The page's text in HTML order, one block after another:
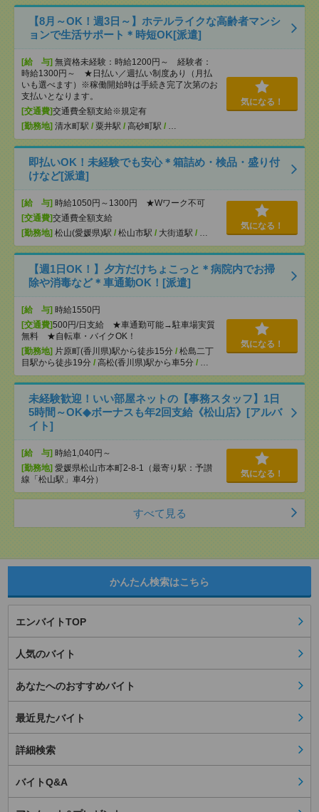
【8月～OK！週3日～】ホテルライクな高齢者マンシ
ョンで生活サポート＊時短OK[派遣]
[給 与] 無資格未経験：時給1200円～ 経験者：
時給1300円～ ★日払い／週払い制度あり（月払
いも選べます）※稼働開始時は手続き完了次第のお
支払いとなります。
[交通費]交通費全額支給※規定有
[勤務地] 清水町駅 / 粟井駅 / 高砂町駅 / …
気になる！
即払いOK！未経験でも安心＊箱詰め・検品・盛り付
けなど[派遣]
[給 与] 時給1050円～1300円 ★Wワーク不可
[交通費]交通費全額支給
[勤務地] 松山(愛媛県)駅 / 松山市駅 / 大街道駅 / …
気になる！
【週1日OK！】夕方だけちょこっと＊病院内でお掃
除や消毒など＊車通勤OK！[派遣]
[給 与] 時給1550円
[交通費]500円/日支給 ★車通勤可能→駐車場実質
無料 ★自転車・バイクOK！
[勤務地] 片原町(香川県)駅から徒歩15分 / 松島二丁
目駅から徒歩19分 / 高松(香川県)駅から車5分 / …
気になる！
未経験歓迎！いい部屋ネットの【事務スタッフ】1日
5時間～OK◆ボーナスも年2回支給《松山店》[アルバ
イト]
[給 与] 時給1,040円～
[勤務地] 愛媛県松山市本町2-8-1（最寄り駅：予讃
線「松山駅」車4分）
気になる！
すべて見る
かんたん検索はこちら
エンバイトTOP
人気のバイト
あなたへのおすすめバイト
最近見たバイト
詳細検索
バイトQ&A